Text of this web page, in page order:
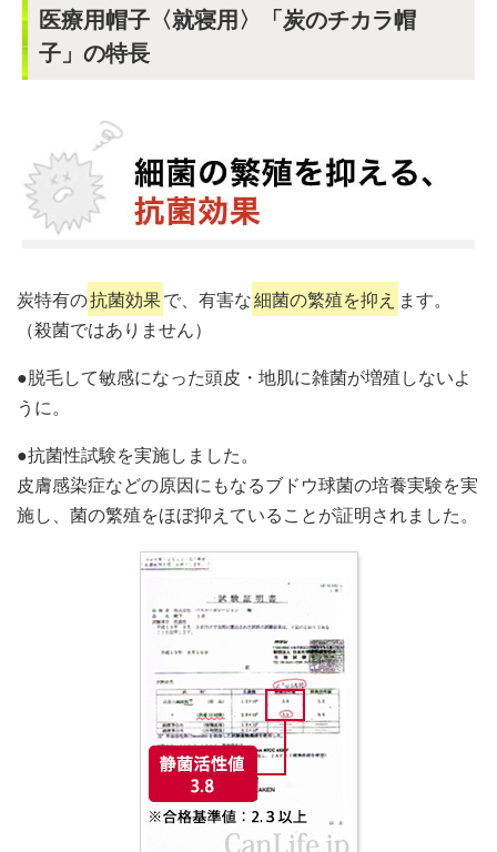
医療用帽子〈就寝用〉「炭のチカラ帽
子」の特長
炭特有の抗菌効果で、有害な細菌の繁殖を抑え ます。
（殺菌ではありません）
●脱毛して敏感になった頭皮・地肌に雑菌が増殖しないよ
うに。
●抗菌性試験を実施しました。
皮膚感染症などの原因にもなるブドウ球菌の培養実験を実
施し、菌の繁殖をほぼ抑えていることが証明されました。